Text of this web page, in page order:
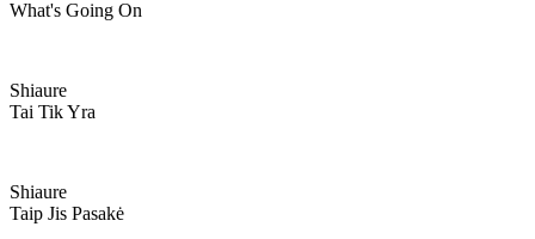
What's Going On
Shiaure
Tai Tik Yra
Shiaure
Taip Jis Pasakė